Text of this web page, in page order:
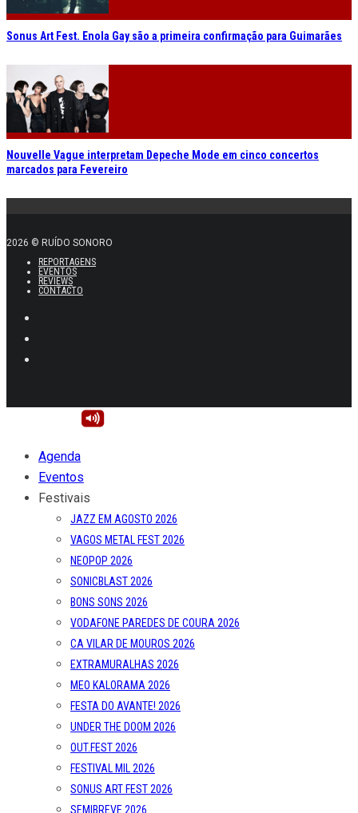
Sonus Art Fest. Enola Gay são a primeira confirmação para Guimarães
Nouvelle Vague interpretam Depeche Mode em cinco concertos
marcados para Fevereiro
2026 © RUÍDO SONORO
REPORTAGENS
EVENTOS
REVIEWS
CONTACTO
Agenda
Eventos
Festivais
JAZZ EM AGOSTO 2026
VAGOS METAL FEST 2026
NEOPOP 2026
SONICBLAST 2026
BONS SONS 2026
VODAFONE PAREDES DE COURA 2026
CA VILAR DE MOUROS 2026
EXTRAMURALHAS 2026
MEO KALORAMA 2026
FESTA DO AVANTE! 2026
UNDER THE DOOM 2026
OUT.FEST 2026
FESTIVAL MIL 2026
SONUS ART FEST 2026
SEMIBREVE 2026